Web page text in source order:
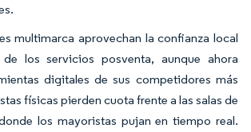
multimarca aprovechan la confianza local
los servicios posventa, aunque ahora
digitales de sus competidores más
físicas pierden cuota frente a las salas de
los mayoristas pujan en tiempo real.